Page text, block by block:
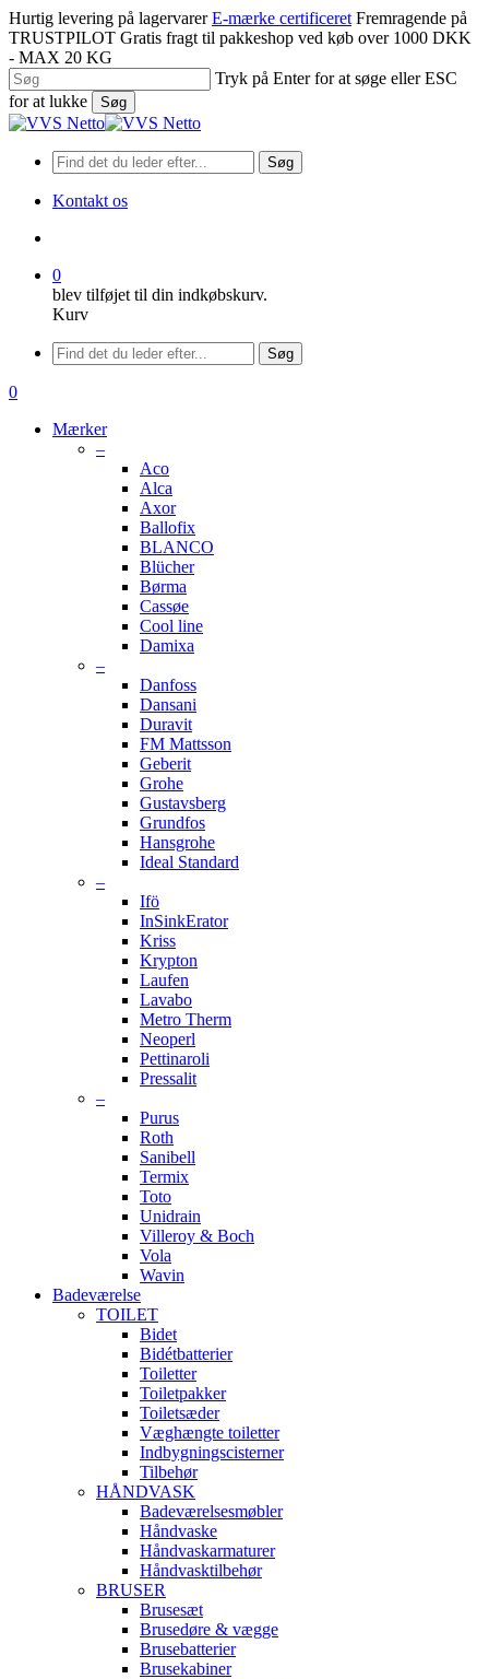
Spring
til
hovedindhold
Hurtig levering på lagervarer E-mærke certificeret Fremragende på
TRUSTPILOT Gratis fragt til pakkeshop ved køb over 1000 DKK
- MAX 20 KG
Tryk på Enter for at søge eller ESC
for at lukke
Søg
Luk
Søg
Kontakt os
0
blev tilføjet til din indkøbskurv.
Kurv
Menu
Søg
søge
0
Mærker
–
Aco
Alca
Axor
Ballofix
BLANCO
Blücher
Børma
Cassøe
Cool line
Damixa
–
Danfoss
Dansani
Duravit
FM Mattsson
Geberit
Grohe
Gustavsberg
Grundfos
Hansgrohe
Ideal Standard
–
Ifö
InSinkErator
Kriss
Krypton
Laufen
Lavabo
Metro Therm
Neoperl
Pettinaroli
Pressalit
–
Purus
Roth
Sanibell
Termix
Toto
Unidrain
Villeroy & Boch
Vola
Wavin
Badeværelse
TOILET
Bidet
Bidétbatterier
Toiletter
Toiletpakker
Toiletsæder
Væghængte toiletter
Indbygningscisterner
Tilbehør
HÅNDVASK
Badeværelsesmøbler
Håndvaske
Håndvaskarmaturer
Håndvasktilbehør
BRUSER
Brusesæt
Brusedøre & vægge
Brusebatterier
Brusekabiner